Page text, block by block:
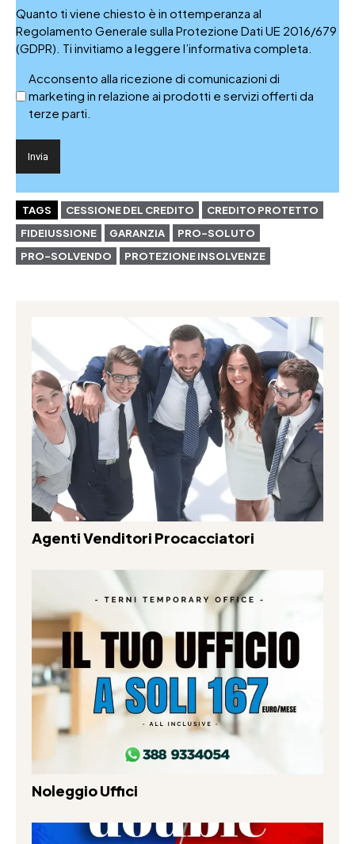
Quanto ti viene chiesto è in ottemperanza al
Regolamento Generale sulla Protezione Dati UE 2016/679
(GDPR). Ti invitiamo a leggere l’informativa completa.
Acconsento alla ricezione di comunicazioni di
marketing in relazione ai prodotti e servizi offerti da
terze parti.
TAGS CESSIONE DEL CREDITO
CREDITO PROTETTO
FIDEIUSSIONE
GARANZIA
PRO-SOLUTO
PRO-SOLVENDO
PROTEZIONE INSOLVENZE
Agenti Venditori Procacciatori
Noleggio Uffici